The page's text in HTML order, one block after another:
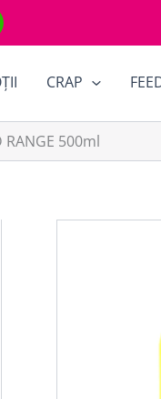
CRAP
RANGE 500ml